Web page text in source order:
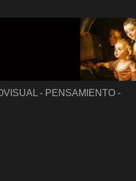
- PENSAMIENTO -